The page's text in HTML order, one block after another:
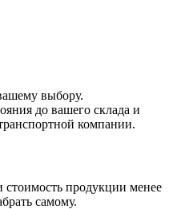
выбору.
до вашего склада и
компании.
продукции менее
самому.